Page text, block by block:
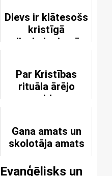
Dievs ir klātesošs
kristīgā
dievkalpojumā
Par Kristības
rituāla ārējo
veidu:
Gana amats un
skolotāja amats
Evaņģēlisks un